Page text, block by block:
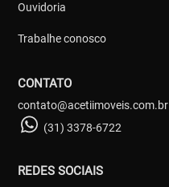
Ouvidoria
Trabalhe conosco
CONTATO
contato@acetiimoveis.com.br
(31) 3378-6722
REDES SOCIAIS